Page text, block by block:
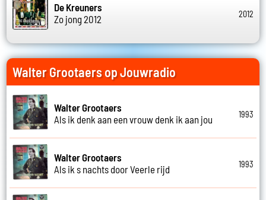
De Kreuners
Zo jong 2012
2012
Walter Grootaers op Jouwradio
Walter Grootaers
Als ik denk aan een vrouw denk ik aan jou
1993
Walter Grootaers
Als ik s nachts door Veerle rijd
1993